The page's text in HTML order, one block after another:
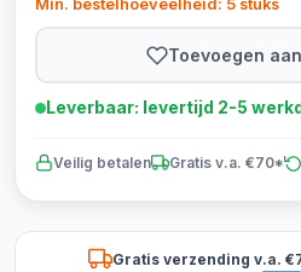
Min. bestelhoeveelheid: 5 stuks
Toevoegen
Leverbaar: levertijd 2-5
Veilig betalen Gratis v.a. €70*
Gratis verzending v.a.